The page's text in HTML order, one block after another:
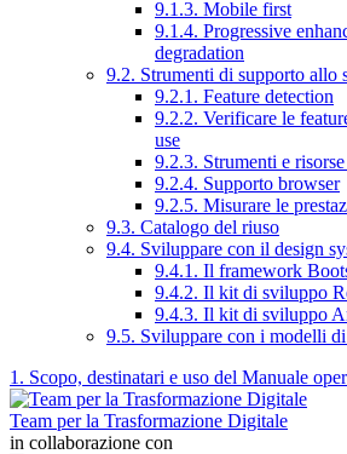
9.1.3. Mobile first
9.1.4. Progressive
degradation
9.2. Strumenti di supporto allo
9.2.1. Feature detection
9.2.2. Verificare le
use
9.2.3. Strumenti e
9.2.4. Supporto browser
9.2.5. Misurare le
9.3. Catalogo del riuso
9.4. Sviluppare con il design
9.4.1. Il framework
9.4.2. Il kit di sviluppo
9.4.3. Il kit di sviluppo
9.5. Sviluppare con i modelli
1. Scopo, destinatari e uso del Manuale
Team per la Trasformazione Digitale
in collaborazione con